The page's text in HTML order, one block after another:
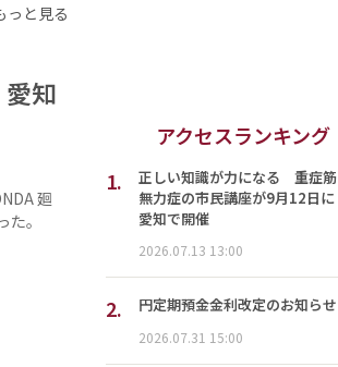
っと見る
知
廻
た。
アクセスランキング
1.
正しい知識が力になる 重症筋
無力症の市民講座が9月12日に
愛知で開催
2026.07.13 13:00
2. 円定期預金金利改定のお知らせ
2026.07.31 15:00